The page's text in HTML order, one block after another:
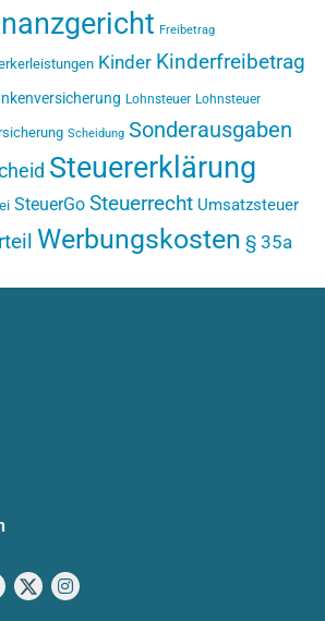
Freibetrag
Kinder Kinderfreibetrag
Lohnsteuer Lohnsteuer
Scheidung Sonderausgaben
Steuererklärung
SteuerGo Steuerrecht Umsatzsteuer
Werbungskosten § 35a
Facebook
X Instagram